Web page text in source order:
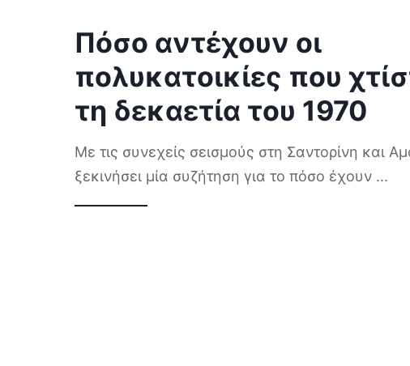
Πόσο αντέχουν οι
πολυκατοικίες που
τη δεκαετία του 1970
Με τις συνεχείς σεισμούς στη Σαντορίνη και
ξεκινήσει μία συζήτηση για το πόσο έχουν ...